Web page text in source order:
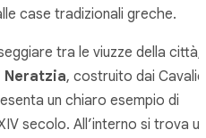
case tradizionali greche.
tra le viuzze della città,
Neratzia, costruito dai
un chiaro esempio di
secolo. All’interno si trova un